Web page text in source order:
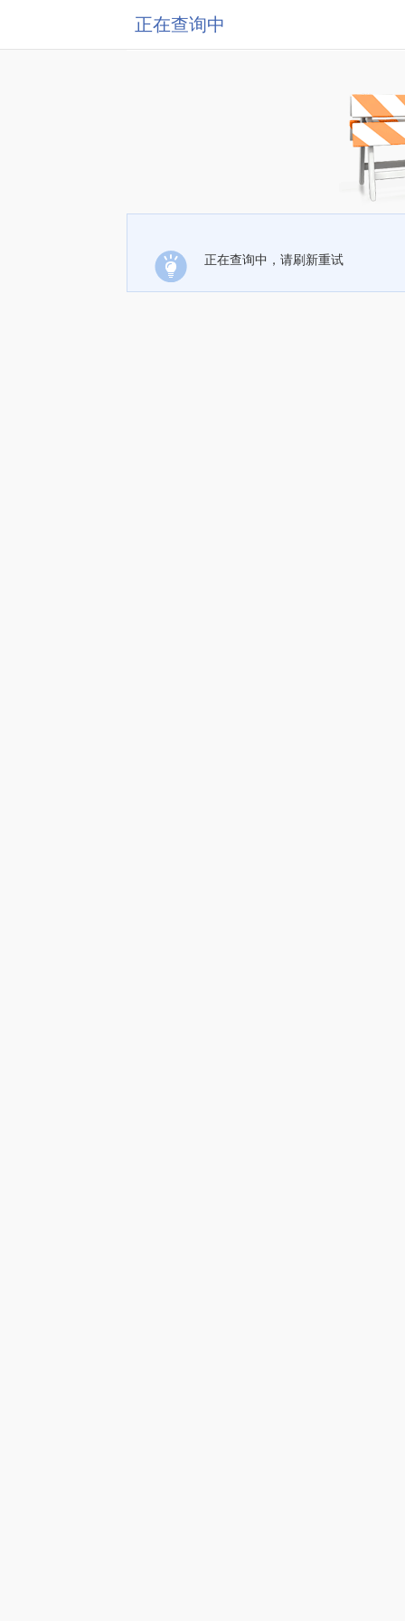
正在查询中
正在查询中，请刷新重试